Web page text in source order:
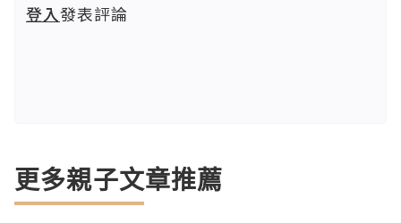
登入發表評論
更多親子文章推薦